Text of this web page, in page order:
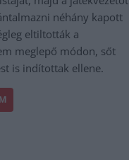
néhány kapott
eltiltották a
meglepő módon, sőt
is indítottak ellene.